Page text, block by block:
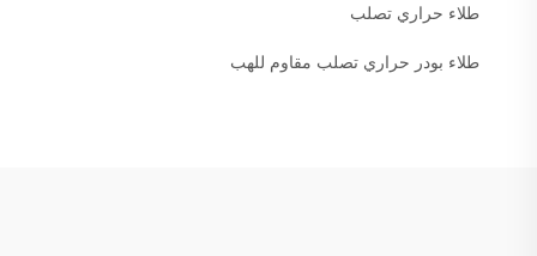
طلاء حراري تصلب
طلاء بودر حراري تصلب مقاوم للهب